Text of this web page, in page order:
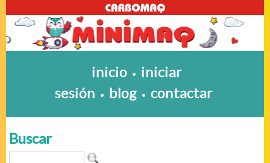
inicio • iniciar
sesión • blog • contactar
Buscar